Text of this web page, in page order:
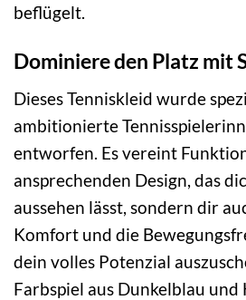
beflügelt.
Dominiere den Platz mit
Dieses Tenniskleid wurde
ambitionierte
entworfen. Es vereint
ansprechenden Design, das
aussehen lässt, sondern dir
Komfort und die
dein volles Potenzial
Farbspiel aus Dunkelblau